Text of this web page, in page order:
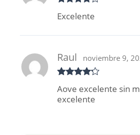
con4de
Excelente
con4de
5
Raul noviembre 9,
Aove excelente sin
excelente